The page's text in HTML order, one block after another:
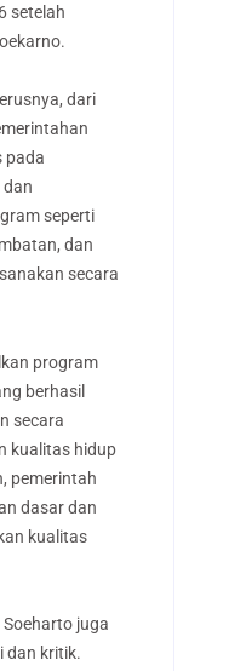
setelah
dari
pada
seperti
dan
secara
program
berhasil
secara
kualitas hidup
pemerintah
dasar dan
kualitas
juga
dan kritik.